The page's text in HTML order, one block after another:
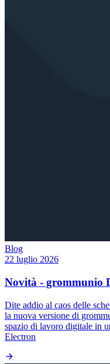
Blog
22 luglio 2026
Novità - grommunio
Dite addio al caos delle
la nuova versione di
spazio di lavoro digitale in
Electron